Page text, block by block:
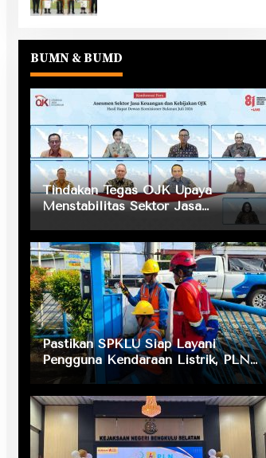
BUMN & BUMD
Tindakan Tegas OJK Upaya
Menstabilitas Sektor Jasa
Sektor Keuangan
Pastikan SPKLU Siap Layani
Pengguna Kendaraan Listrik, PLN
ULP Nusa Indah Lakukan
Daya